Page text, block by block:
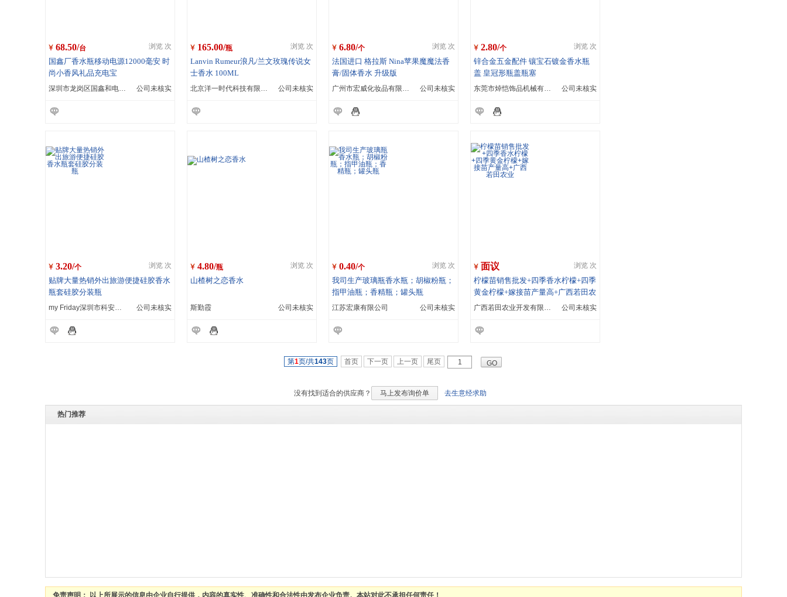
68.50/台 浏览 次
国鑫厂香水瓶移动电源12000毫安 时
尚小香风礼品充电宝
深圳市龙岗区国鑫和电子厂 公司未核实
165.00/瓶 浏览 次
Lanvin Rumeur浪凡/兰文玫瑰传说女
士香水 100ML
北京洋一时代科技有限公司 公司未核实
6.80/个 浏览 次
法国进口 格拉斯 Nina苹果魔魔法香
膏/固体香水 升级版
广州市宏威化妆品有限公司 公司未核实
2.80/个 浏览 次
锌合金五金配件 镶宝石镀金香水瓶
盖 皇冠形瓶盖瓶塞
东莞市焯恺饰品机械有限公司 公司未核实
3.20/个 浏览 次
贴牌大量热销外出旅游便捷硅胶香水
瓶套硅胶分装瓶
my Friday深圳市科安硅胶制品有限公司 公司未核实
4.80/瓶 浏览 次
山楂树之恋香水
斯勤霞 公司未核实
0.40/个 浏览 次
我司生产玻璃瓶香水瓶；胡椒粉瓶；
指甲油瓶；香精瓶；罐头瓶
江苏宏康有限公司 公司未核实
面议 浏览 次
柠檬苗销售批发+四季香水柠檬+四季
黄金柠檬+嫁接苗产量高+广西若田农
业
广西若田农业开发有限公司 公司未核实
第1页/共143页 首页 下一页 上一页 尾页
没有找到适合的供应商？ 马上发布询价单 去生意经求助
热门推荐
免责声明： 以上所展示的信息由企业自行提供，内容的真实性、准确性和合法性由发布企业负责。本站对此不承担任何责任！